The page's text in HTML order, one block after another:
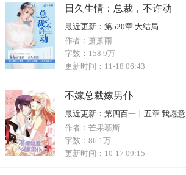
日久生情：总裁，不许动
最近更新：
第520章 大结局
作者： 萧萧雨
字数： 158.9万
更新时间： 11-18 06:43
不嫁总裁嫁男仆
最近更新： 第四百一十五章 我愿意
作者： 芒果慕斯
字数： 86.1万
更新时间： 10-17 09:15